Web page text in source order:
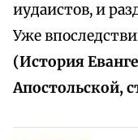
иудаистов, и
Уже
(История
Апостольской,